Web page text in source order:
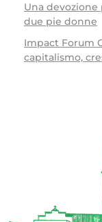
Una devozione
due pie donne
Impact Forum
capitalismo,